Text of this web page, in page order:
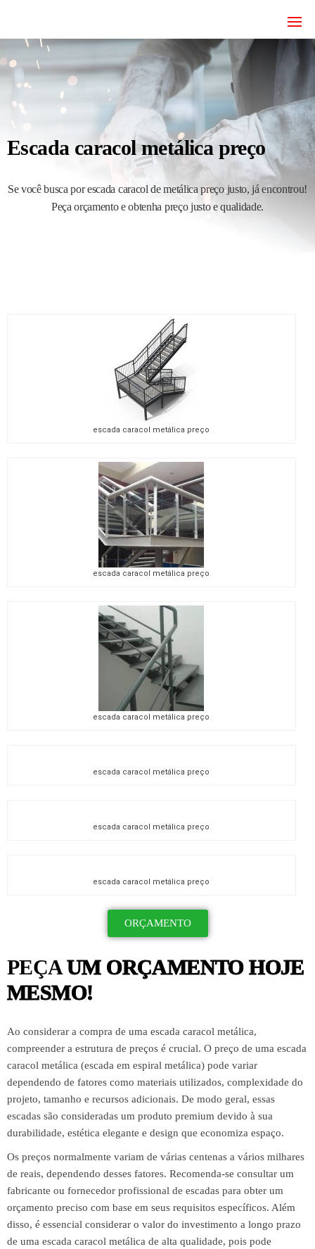
Estruturas
e
Serralheria
metálicas,
coberturas
metálicas,
mezanino
metálico,
portões,
grades
outros.
Escada caracol metálica preço
Se você busca por escada caracol de metálica preço justo, já encontrou!
Peça orçamento e obtenha preço justo e qualidade.
escada caracol metálica preço
escada caracol metálica preço
escada caracol metálica preço
escada caracol metálica preço
escada caracol metálica preço
escada caracol metálica preço
ORÇAMENTO
PEÇAUM ORÇAMENTO HOJE
MESMO!
Ao considerar a compra de uma escada caracol metálica,
compreender a estrutura de preços é crucial. O preço de uma escada
caracol metálica (escada em espiral metálica) pode variar
dependendo de fatores como materiais utilizados, complexidade do
projeto, tamanho e recursos adicionais. De modo geral, essas
escadas são consideradas um produto premium devido à sua
durabilidade, estética elegante e design que economiza espaço.
Os preços normalmente variam de várias centenas a vários milhares
de reais, dependendo desses fatores. Recomenda-se consultar um
fabricante ou fornecedor profissional de escadas para obter um
orçamento preciso com base em seus requisitos específicos. Além
disso, é essencial considerar o valor do investimento a longo prazo
de uma escada caracol metálica de alta qualidade, pois pode